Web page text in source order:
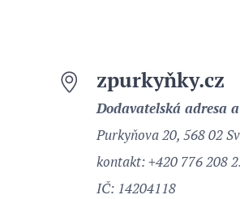
zpurkyňky.cz
Dodavatelská adresa
Purkyňova 20, 568 02
kontakt: +420 776 208
IČ: 14204118